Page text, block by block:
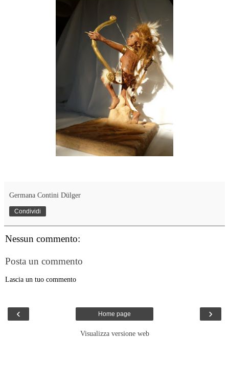
Germana Contini Dülger
Condividi
Nessun commento:
Posta un commento
Lascia un tuo commento
‹ ›
Home page
Visualizza versione web